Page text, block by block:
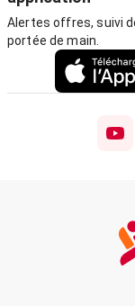
Alertes offres, suivi
portée de main.